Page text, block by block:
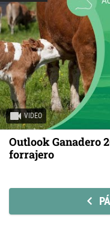
VIDEO
Outlook Ganadero
forrajero